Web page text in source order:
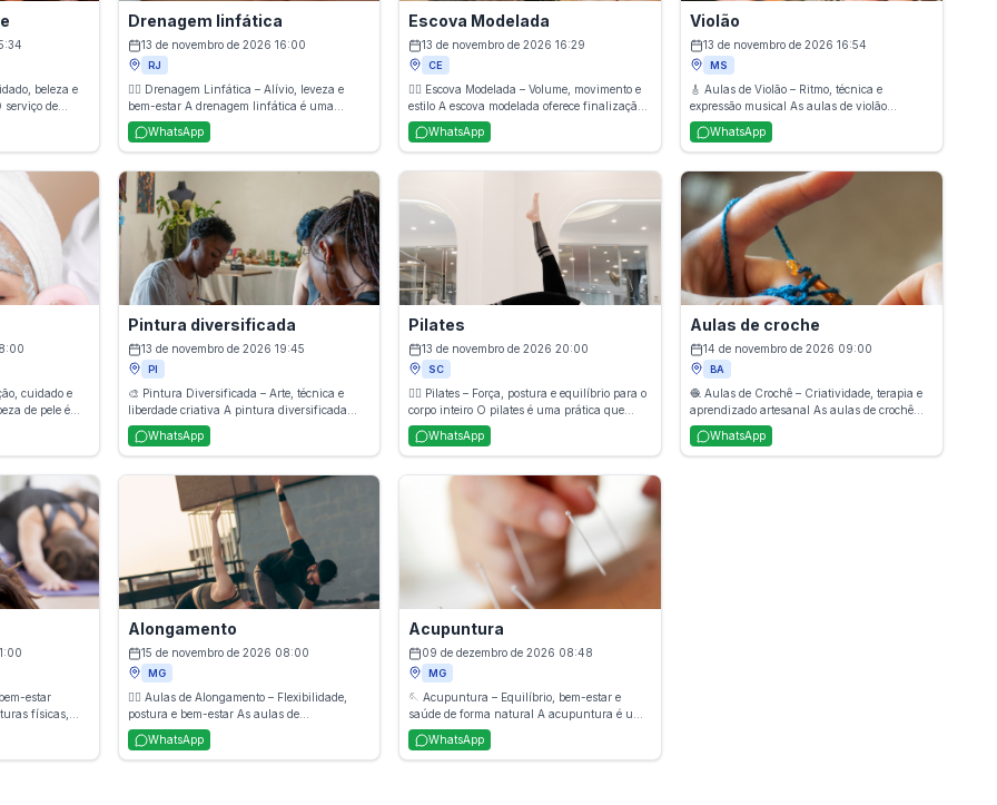
beleza e
serviço de
e
o
saúde e
mãos e
Drenagem linfática
13 de novembro de 2026 16:00
RJ
💆‍♀️ Drenagem Linfática – Alívio, leveza e
bem-estar A drenagem linfática é uma
técnica de massagem suave que estimula o
sistema linfático, ajudando a reduzir
inchaços, melhorar a circulação, eliminar
toxinas e promover sensação de leveza.
Indicada para quem busca bem-estar,
recuperação pós-esforço e cuidados estéticos,
a técnica proporciona resultados visíveis e
relaxamento profundo.
WhatsApp
Escova Modelada
13 de novembro de 2026 16:29
CE
💇‍♀️ Escova Modelada – Volume, movimento e
estilo A escova modelada oferece finalização
profissional com movimento, ondas suaves e
acabamento duradouro. Ideal para quem
deseja um visual elegante e natural, o
serviço realça o corte, dá volume na medida
WhatsApp
Violão
13 de novembro de 2026 16:54
MS
🎸 Aulas de Violão – Ritmo, técnica e
expressão musical As aulas de violão
ensinam desde os acordes básicos até
técnicas mais avançadas, trabalhando ritmo,
dedilhado, harmonia e interpretação. O
aluno desenvolve musicalidade de forma
prática e progressiva, podendo tocar
diferentes estilos e repertórios. Ideal para
iniciantes ou para quem deseja aprimorar
suas habilidades.
WhatsApp
cuidado e
de pele é
a textura da
sensação de
ideal para
deixando o
Pintura diversificada
13 de novembro de 2026 19:45
PI
🎨 Pintura Diversificada – Arte, técnica e
liberdade criativa A pintura diversificada
oferece atividades que exploram diferentes
técnicas, materiais e estilos artísticos, como
aquarela, acrílico, guache, tinta a óleo e
pintura em tecido. É uma experiência que
incentiva a criatividade, melhora a
coordenação e proporciona bem-estar,
permitindo que cada participante desenvolva
sua própria expressão artística.
WhatsApp
Pilates
13 de novembro de 2026 20:00
SC
🧘‍♀️ Pilates – Força, postura e equilíbrio para o
corpo inteiro O pilates é uma prática que
combina exercícios controlados e
alongamentos para fortalecer a musculatura
profunda, melhorar a postura, aumentar a
flexibilidade e promover consciência corporal.
Indicado para todas as idades, o método
ajuda na prevenção de dores, no alívio de
tensões e no ganho de estabilidade e bem-
WhatsApp
Aulas de croche
14 de novembro de 2026 09:00
BA
🧶 Aulas de Crochê – Criatividade, terapia e
aprendizado artesanal As aulas de crochê
ensinam, de maneira prática e acolhedora,
técnicas fundamentais para produzir peças
artesanais como roupas, acessórios, tapetes e
WhatsApp
estar
físicas,
para
e mente. A
foco e
Alongamento
15 de novembro de 2026 08:00
MG
🤸‍♀️ Aulas de Alongamento – Flexibilidade,
postura e bem-estar As aulas de
alongamento trabalham a flexibilização do
corpo por meio de movimentos suaves e
controlados que melhoram a postura,
WhatsApp
Acupuntura
09 de dezembro de 2026 08:48
MG
🪡 Acupuntura – Equilíbrio, bem-estar e
saúde de forma natural A acupuntura é uma
técnica terapêutica da medicina tradicional
chinesa que utiliza a aplicação de agulhas
em pontos específicos do corpo para
WhatsApp